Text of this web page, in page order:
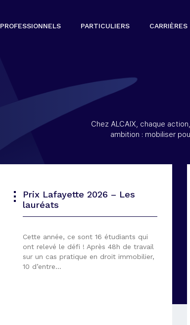
PROFESSIONNELS PARTICULIERS CARRIÈRES
Chez ALCAIX, chaque
ambition : mobiliser
Prix Lafayette 2026 – Les
lauréats
Cette année, ce sont 16 étudiants qui
ont relevé le défi ! Après 48h de travail
sur un cas pratique en droit immobilier,
10 d’entre…